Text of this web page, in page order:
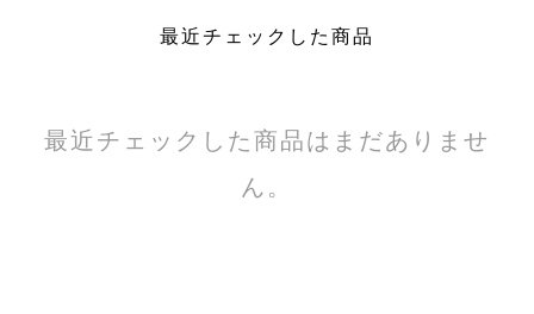
最近チェックした商品
最近チェックした商品はまだありませ
ん。